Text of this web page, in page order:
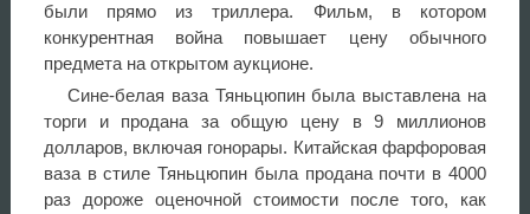
были прямо из триллера. Фильм, в котором
конкурентная война повышает цену обычного
предмета на открытом аукционе.
Сине-белая ваза Тяньцюпин была выставлена на
торги и продана за общую цену в 9 миллионов
долларов, включая гонорары. Китайская фарфоровая
ваза в стиле Тяньцюпин была продана почти в 4000
раз дороже оценочной стоимости после того, как